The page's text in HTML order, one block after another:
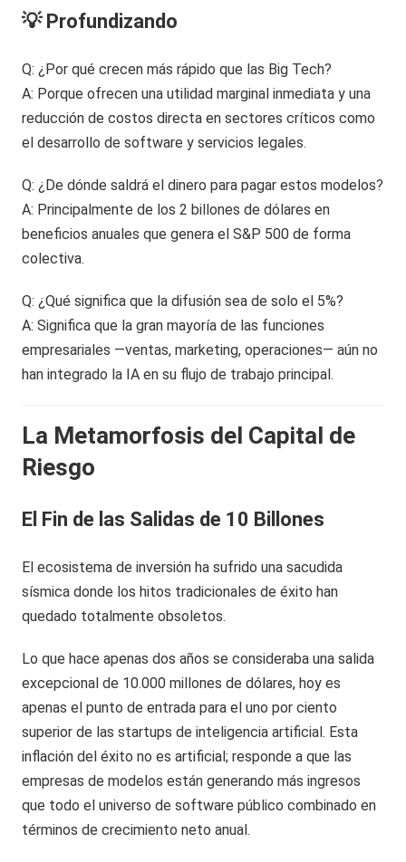
💡 Profundizando
Q: ¿Por qué crecen más rápido que las Big Tech?
A: Porque ofrecen una utilidad marginal inmediata y una
reducción de costos directa en sectores críticos como
el desarrollo de software y servicios legales.
Q: ¿De dónde saldrá el dinero para pagar estos modelos?
A: Principalmente de los 2 billones de dólares en
beneficios anuales que genera el S&P 500 de forma
colectiva.
Q: ¿Qué significa que la difusión sea de solo el 5%?
A: Significa que la gran mayoría de las funciones
empresariales —ventas, marketing, operaciones— aún no
han integrado la IA en su flujo de trabajo principal.
La Metamorfosis del Capital de
Riesgo
El Fin de las Salidas de 10 Billones
El ecosistema de inversión ha sufrido una sacudida
sísmica donde los hitos tradicionales de éxito han
quedado totalmente obsoletos.
Lo que hace apenas dos años se consideraba una salida
excepcional de 10.000 millones de dólares, hoy es
apenas el punto de entrada para el uno por ciento
superior de las startups de inteligencia artificial. Esta
inflación del éxito no es artificial; responde a que las
empresas de modelos están generando más ingresos
que todo el universo de software público combinado en
términos de crecimiento neto anual.